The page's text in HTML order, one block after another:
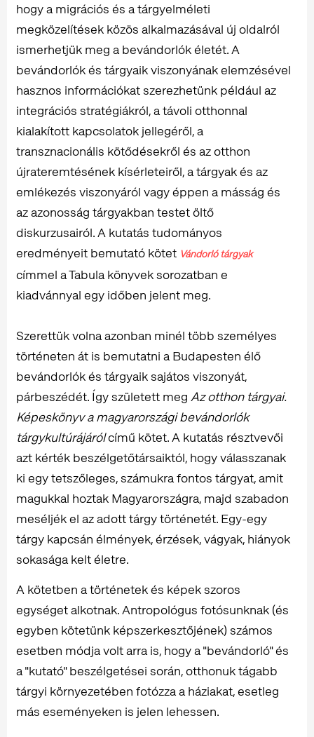
hogy a migrációs és a tárgyelméleti
megközelítések közös alkalmazásával új oldalról
ismerhetjük meg a bevándorlók életét. A
bevándorlók és tárgyaik viszonyának elemzésével
hasznos információkat szerezhetünk például az
integrációs stratégiákról, a távoli otthonnal
kialakított kapcsolatok jellegéről, a
transznacionális kötődésekről és az otthon
újrateremtésének kísérleteiről, a tárgyak és az
emlékezés viszonyáról vagy éppen a másság és
az azonosság tárgyakban testet öltő
diskurzusairól. A kutatás tudományos
eredményeit bemutató kötet Vándorló tárgyak
címmel a Tabula könyvek sorozatban e
kiadvánnyal egy időben jelent meg.
Szerettük volna azonban minél több személyes
történeten át is bemutatni a Budapesten élő
bevándorlók és tárgyaik sajátos viszonyát,
párbeszédét. Így született meg Az otthon tárgyai.
Képeskönyv a magyarországi bevándorlók
tárgykultúrájárólcímű kötet. A kutatás résztvevői
azt kérték beszélgetőtársaiktól, hogy válasszanak
ki egy tetszőleges, számukra fontos tárgyat, amit
magukkal hoztak Magyarországra, majd szabadon
meséljék el az adott tárgy történetét. Egy-egy
tárgy kapcsán élmények, érzések, vágyak, hiányok
sokasága kelt életre.
A kötetben a történetek és képek szoros
egységet alkotnak. Antropológus fotósunknak (és
egyben kötetünk képszerkesztőjének) számos
esetben módja volt arra is, hogy a "bevándorló" és
a "kutató" beszélgetései során, otthonuk tágabb
tárgyi környezetében fotózza a háziakat, esetleg
más eseményeken is jelen lehessen.